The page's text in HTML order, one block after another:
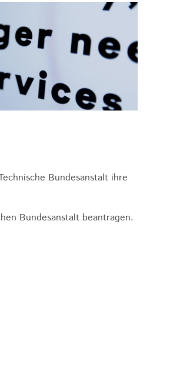
Bundesanstalt ihre
Bundesanstalt beantragen.